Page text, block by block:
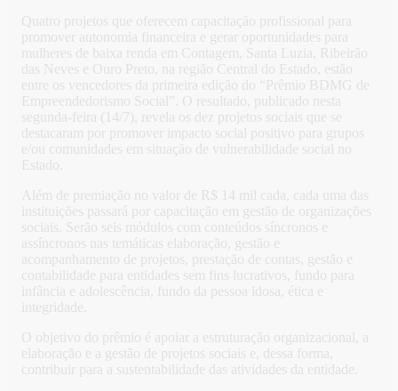
Quatro projetos que oferecem capacitação profissional para
promover autonomia financeira e gerar oportunidades para
mulheres de baixa renda em Contagem, Santa Luzia, Ribeirão
das Neves e Ouro Preto, na região Central do Estado, estão
entre os vencedores da primeira edição do “Prêmio BDMG de
Empreendedorismo Social”. O resultado, publicado nesta
segunda-feira (14/7), revela os dez projetos sociais que se
destacaram por promover impacto social positivo para grupos
e/ou comunidades em situação de vulnerabilidade social no
Estado.
Além de premiação no valor de R$ 14 mil cada, cada uma das
instituições passará por capacitação em gestão de organizações
sociais. Serão seis módulos com conteúdos síncronos e
assíncronos nas temáticas elaboração, gestão e
acompanhamento de projetos, prestação de contas, gestão e
contabilidade para entidades sem fins lucrativos, fundo para
infância e adolescência, fundo da pessoa idosa, ética e
integridade.
O objetivo do prêmio é apoiar a estruturação organizacional, a
elaboração e a gestão de projetos sociais e, dessa forma,
contribuir para a sustentabilidade das atividades da entidade.